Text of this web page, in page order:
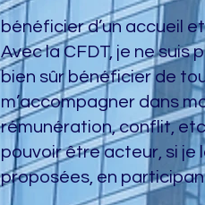
bénéficier d’un accueil
Avec la CFDT, je ne suis
bien sûr bénéficier de
m’accompagner dans
rémunération, conflit,
pouvoir être acteur, si je
proposées, en